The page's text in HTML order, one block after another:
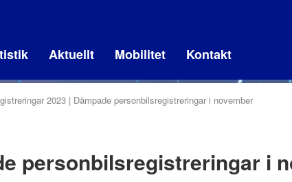
Aktuellt Mobilitet Kontakt
2023 Dämpade personbilsregistreringar i november
personbilsregistreringar i